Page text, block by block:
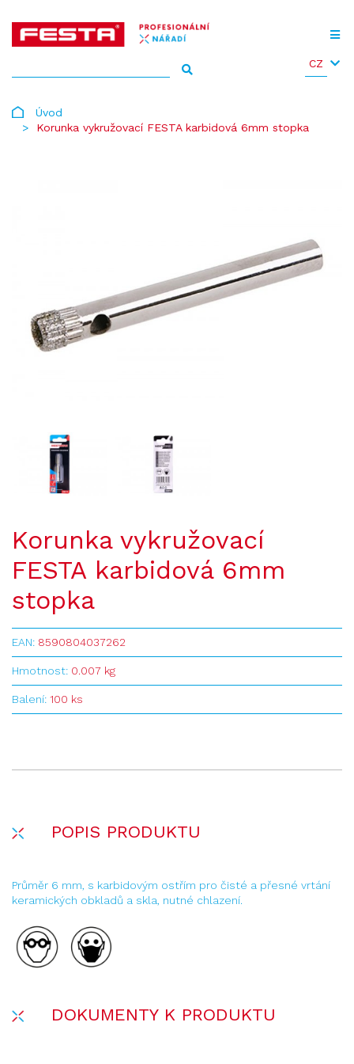
CZ
Úvod
Korunka vykružovací FESTA karbidová 6mm stopka
Korunka vykružovací
FESTA karbidová 6mm
stopka
EAN: 8590804037262
Hmotnost: 0.007 kg
Balení: 100 ks
POPIS PRODUKTU
Průměr 6 mm, s karbidovým ostřím pro čisté a přesné vrtání
keramických obkladů a skla, nutné chlazení.
DOKUMENTY K PRODUKTU